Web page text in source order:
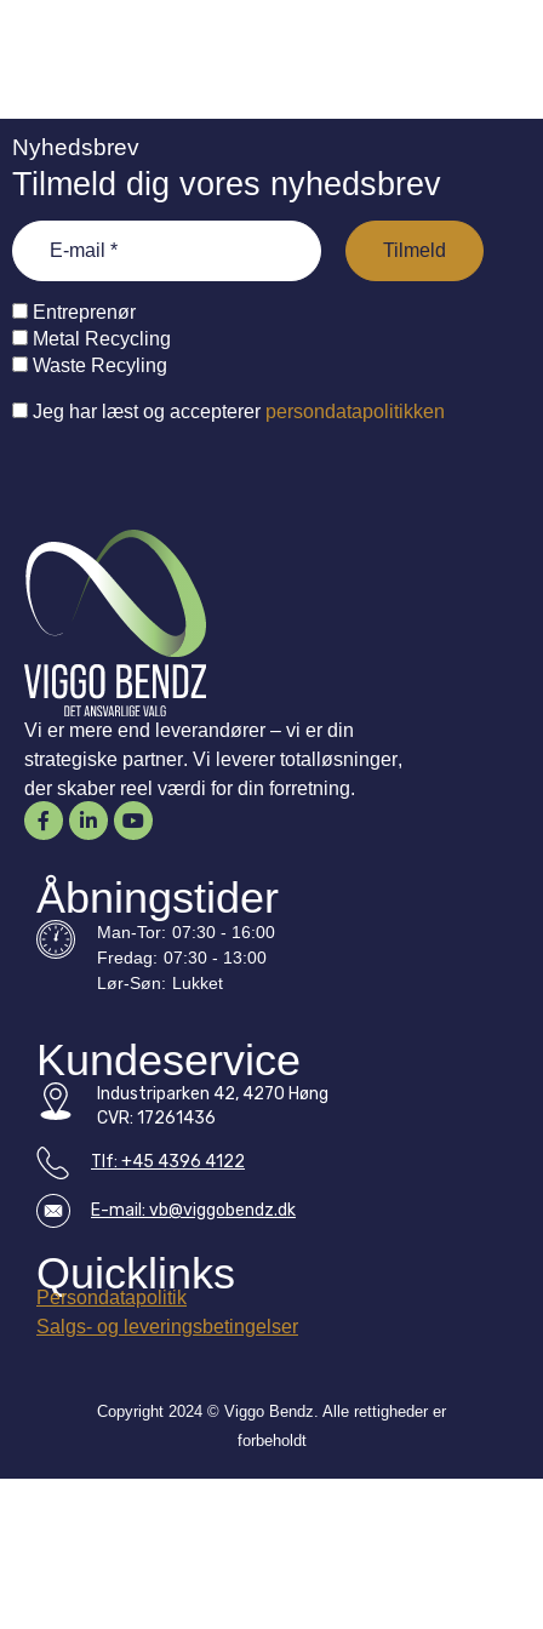
Nyhedsbrev
Tilmeld dig vores nyhedsbrev
Entreprenør
Metal Recycling
Waste Recyling
Jeg har læst og accepterer persondatapolitikken
Vi er mere end leverandører – vi er din
strategiske partner. Vi leverer totalløsninger,
der skaber reel værdi for din forretning.
Åbningstider
Man-Tor: 07:30 - 16:00
Fredag: 07:30 - 13:00
Lør-Søn: Lukket
Kundeservice
Industriparken 42, 4270 Høng
CVR: 17261436
Tlf: +45 4396 4122
E-mail: vb@viggobendz.dk
Quicklinks
Persondatapolitik
Salgs- og leveringsbetingelser
Copyright 2024 © Viggo Bendz. Alle rettigheder er
forbeholdt